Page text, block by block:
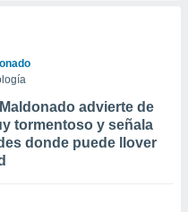
advierte de
tormentoso y señala
donde puede llover